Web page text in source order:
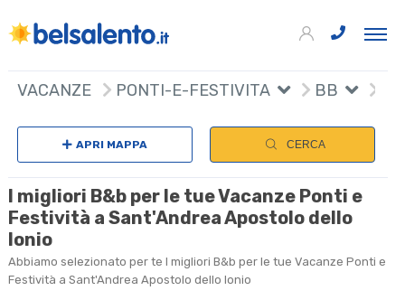
VACANZE PONTI-E-FESTIVITA BB
APRI MAPPA CERCA
I migliori B&b per le tue Vacanze Ponti e
Festività a Sant'Andrea Apostolo dello
Ionio
Abbiamo selezionato per te I migliori B&b per le tue Vacanze Ponti e
Festività a Sant'Andrea Apostolo dello Ionio